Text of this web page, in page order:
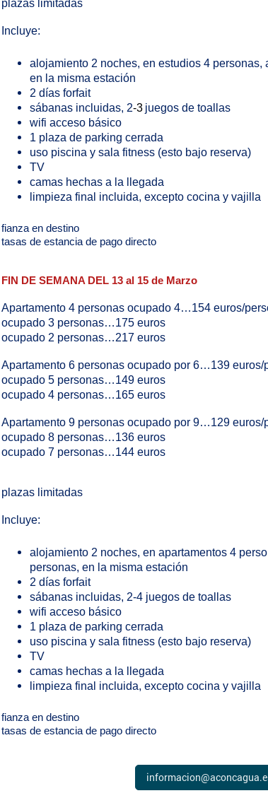
plazas limitadas
Incluye:
alojamiento 2 noches, en estudios 4 personas,
en la misma estación
2 días forfait
sábanas incluidas, 2-3 juegos de toallas
wifi acceso básico
1 plaza de parking cerrada
uso piscina y sala fitness (esto bajo reserva)
TV
camas hechas a la llegada
limpieza final incluida, excepto cocina y vajilla
fianza en destino
tasas de estancia de pago directo
FIN DE SEMANA DEL 13 al 15 de Marzo
Apartamento 4 personas ocupado 4…154 euros/
ocupado 3 personas…175 euros
ocupado 2 personas…217 euros
Apartamento 6 personas ocupado por 6…139 euros/
ocupado 5 personas…149 euros
ocupado 4 personas…165 euros
Apartamento 9 personas ocupado por 9…129 euros/
ocupado 8 personas…136 euros
ocupado 7 personas…144 euros
plazas limitadas
Incluye:
alojamiento 2 noches, en apartamentos 4
personas, en la misma estación
2 días forfait
sábanas incluidas, 2-4 juegos de toallas
wifi acceso básico
1 plaza de parking cerrada
uso piscina y sala fitness (esto bajo reserva)
TV
camas hechas a la llegada
limpieza final incluida, excepto cocina y vajilla
fianza en destino
tasas de estancia de pago directo